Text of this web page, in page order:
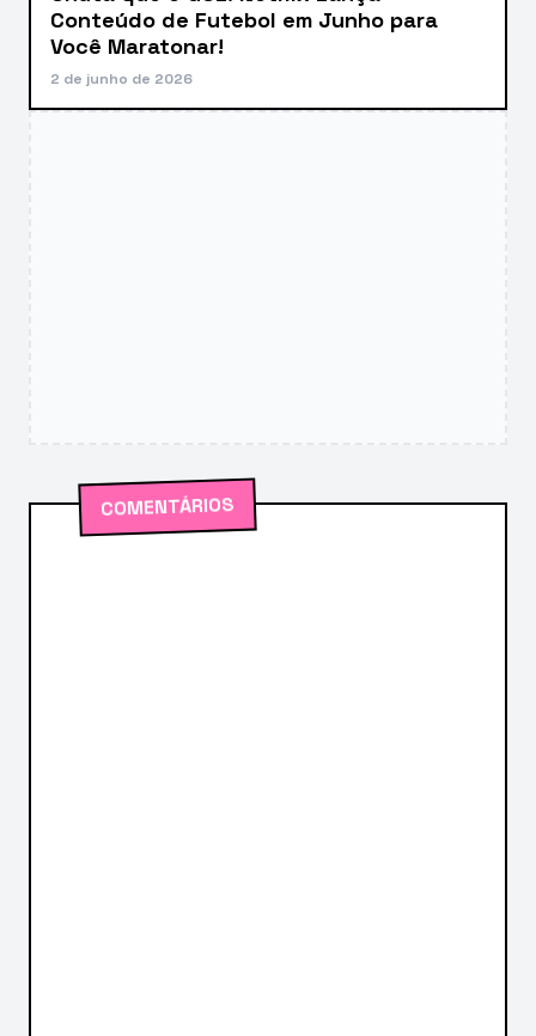
Conteúdo de Futebol em Junho para
Você Maratonar!
2 de junho de 2026
COMENTÁRIOS